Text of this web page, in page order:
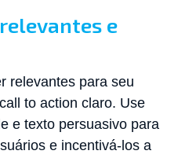
e
relevantes para seu
to action claro. Use
e texto persuasivo para
e incentivá-los a